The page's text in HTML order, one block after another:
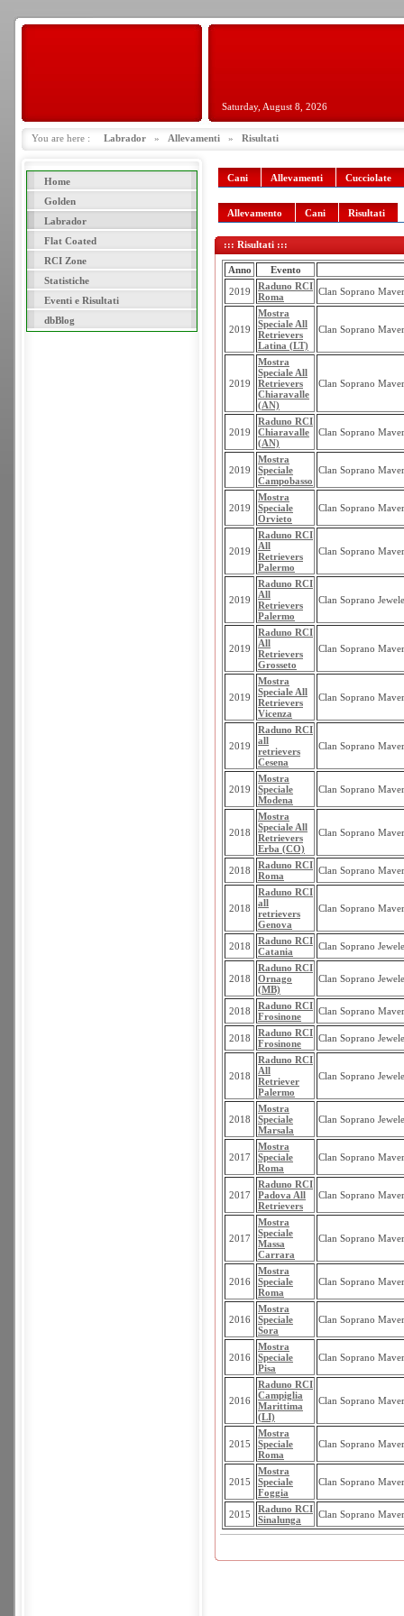
Saturday, August 8, 2026
You are here : Labrador » Allevamenti » Risultati
Home
Golden
Labrador
Flat Coated
RCI Zone
Statistiche
Eventi e Risultati
dbBlog
Cani Allevamenti Cucciolate
Allevamento Cani Risultati
::: Risultati :::
Anno
Evento
2019
Raduno RCI
Roma
Clan Soprano
2019
Mostra
Speciale All
Retrievers
Latina (LT)
Clan Soprano
2019
Mostra
Speciale All
Retrievers
Chiaravalle
(AN)
Clan Soprano
2019
Raduno RCI
Chiaravalle
(AN)
Clan Soprano
2019
Mostra
Speciale
Campobasso
Clan Soprano
2019
Mostra
Speciale
Orvieto
Clan Soprano
2019
Raduno RCI
All
Retrievers
Palermo
Clan Soprano
2019
Raduno RCI
All
Retrievers
Palermo
Clan Soprano
2019
Raduno RCI
All
Retrievers
Grosseto
Clan Soprano
2019
Mostra
Speciale All
Retrievers
Vicenza
Clan Soprano
2019
Raduno RCI
all
retrievers
Cesena
Clan Soprano
2019
Mostra
Speciale
Modena
Clan Soprano
2018
Mostra
Speciale All
Retrievers
Erba (CO)
Clan Soprano
2018
Raduno RCI
Roma
Clan Soprano
2018
Raduno RCI
all
retrievers
Genova
Clan Soprano
2018
Raduno RCI
Catania
Clan Soprano
2018
Raduno RCI
Ornago
(MB)
Clan Soprano
2018
Raduno RCI
Frosinone
Clan Soprano
2018
Raduno RCI
Frosinone
Clan Soprano
2018
Raduno RCI
All
Retriever
Palermo
Clan Soprano
2018
Mostra
Speciale
Marsala
Clan Soprano
2017
Mostra
Speciale
Roma
Clan Soprano
2017
Raduno RCI
Padova All
Retrievers
Clan Soprano
2017
Mostra
Speciale
Massa
Carrara
Clan Soprano
2016
Mostra
Speciale
Roma
Clan Soprano
2016
Mostra
Speciale
Sora
Clan Soprano
2016
Mostra
Speciale
Pisa
Clan Soprano
2016
Raduno RCI
Campiglia
Marittima
(LI)
Clan Soprano
2015
Mostra
Speciale
Roma
Clan Soprano
2015
Mostra
Speciale
Foggia
Clan Soprano
2015
Raduno RCI
Sinalunga
Clan Soprano